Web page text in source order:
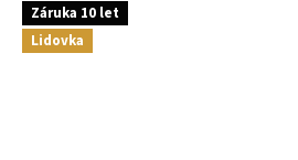
Záruka 10 let
Lidovka